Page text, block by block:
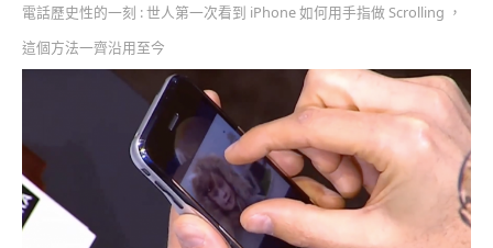
電話歷史性的一刻 : 世人第一次看到 iPhone 如何用手指做 Scrolling ，
這個方法一齊沿用至今